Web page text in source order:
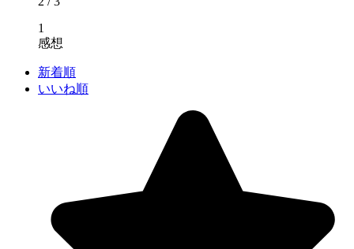
1
感想
新着順
いいね順